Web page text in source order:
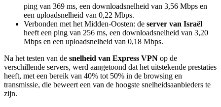
ping van 369 ms, een downloadsnelheid van 3,56 Mbps en
een uploadsnelheid van 0,22 Mbps.
Verbonden met het Midden-Oosten: de server van Israël
heeft een ping van 256 ms, een downloadsnelheid van 3,20
Mbps en een uploadsnelheid van 0,18 Mbps.
Na het testen van de snelheid van Express VPN op de
verschillende servers, werd aangetoond dat het uitstekende prestaties
heeft, met een bereik van 40% tot 50% in de browsing en
transmissie, die beweert een van de hoogste snelheidsaanbieders te
zijn.